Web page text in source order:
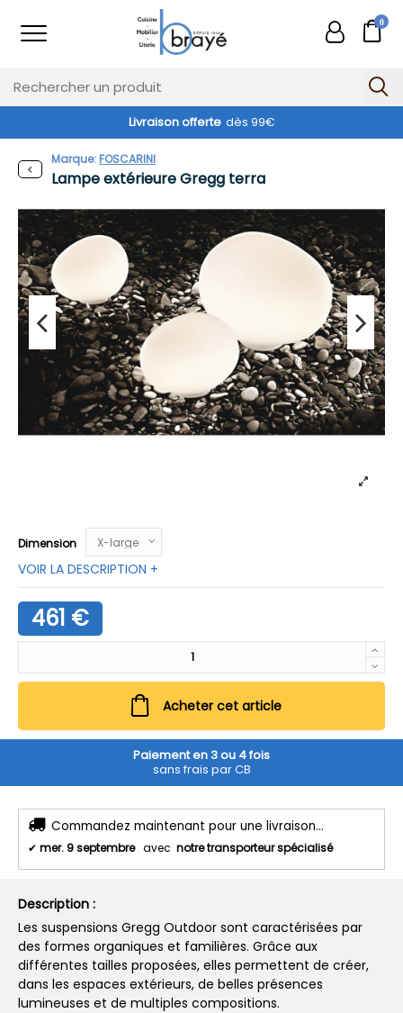
0
Livraison offerte dès 99€
Exclusivité web !
Lampe extérieure Gregg terra
Marque:FOSCARINI
Dimension
VOIR LA DESCRIPTION +
461 €
Acheter cet article
Paiement en 3 ou 4 fois
sans frais par CB
Commandez maintenant pour une livraison...
✔ mer. 9 septembre avec notre transporteur spécialisé
Description :
Les suspensions Gregg Outdoor sont caractérisées par
des formes organiques et familières. Grâce aux
différentes tailles proposées, elles permettent de créer,
dans les espaces extérieurs, de belles présences
lumineuses et de multiples compositions.